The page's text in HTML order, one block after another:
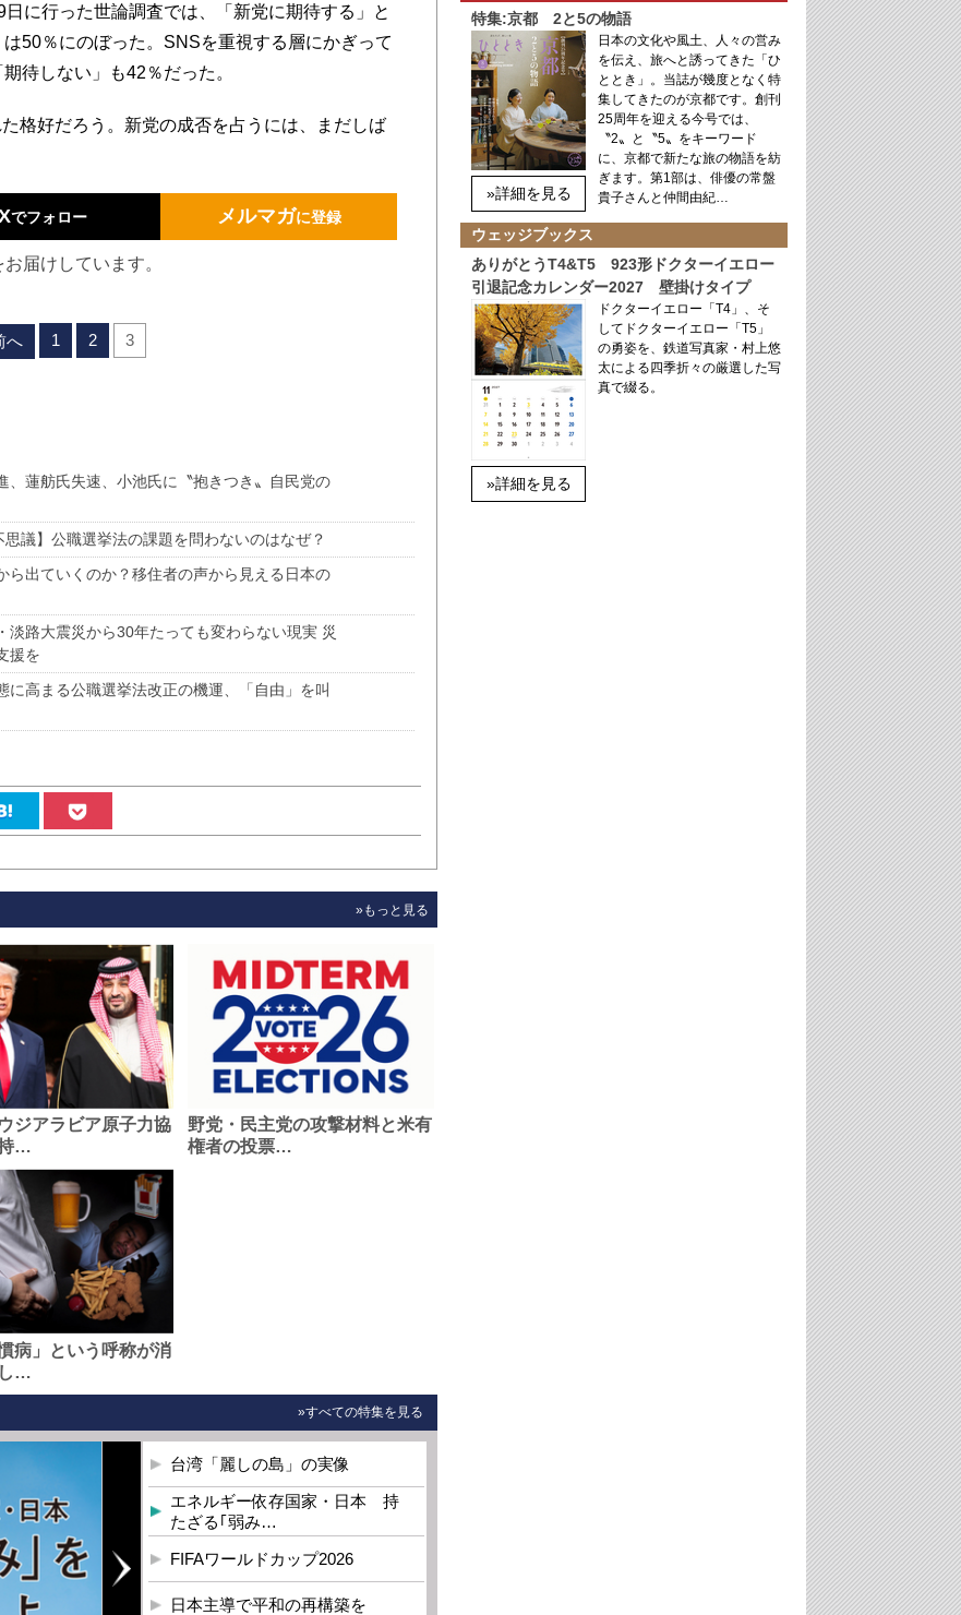
に行った世論調査では、「新党に期待する」と
50％にのぼった。SNSを重視する層にかぎって
待しない」も42％だった。
格好だろう。新党の成否を占うには、まだしば
でフォロー メルマガに登録
お届けしています。
へ 1 2 3
、蓮舫氏失速、小池氏に〝抱きつき〟自民党の
思議】公職選挙法の課題を問わないのはなぜ？
ら出ていくのか？移住者の声から見える日本の
淡路大震災から30年たっても変わらない現実 災
援を
に高まる公職選挙法改正の機運、「自由」を叫
»もっと見る
ジアラビア原子力協
…
野党・民主党の攻撃材料と米有
権者の投票…
病」という呼称が消
…
»すべての特集を見る
台湾「麗しの島」の実像
エネルギー依存国家・日本 持
たざる｢弱み…
FIFAワールドカップ2026
日本主導で平和の再構築を
特集:京都 2と5の物語
»詳細を見る
日本の文化や風土、人々の営み
を伝え、旅へと誘ってきた「ひ
ととき」。当誌が幾度となく特
集してきたのが京都です。創刊
25周年を迎える今号では、
〝2〟と〝5〟をキーワード
に、京都で新たな旅の物語を紡
ぎます。第1部は、俳優の常盤
貴子さんと仲間由紀…
ウェッジブックス
ありがとうT4&T5 923形ドクターイエロー
引退記念カレンダー2027 壁掛けタイプ
»詳細を見る
ドクターイエロー「T4」、そ
してドクターイエロー「T5」
の勇姿を、鉄道写真家・村上悠
太による四季折々の厳選した写
真で綴る。